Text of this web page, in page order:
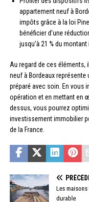
appartement neuf à
impôts grâce à la loi
bénéficier d’une
jusqu’à 21 % du
Au regard de ces éléments,
neuf à Bordeaux
préparé avec soin. En vous
opération et en mettant en
dessus, vous pourrez
investissement immobilier
de la France.
Les
durable